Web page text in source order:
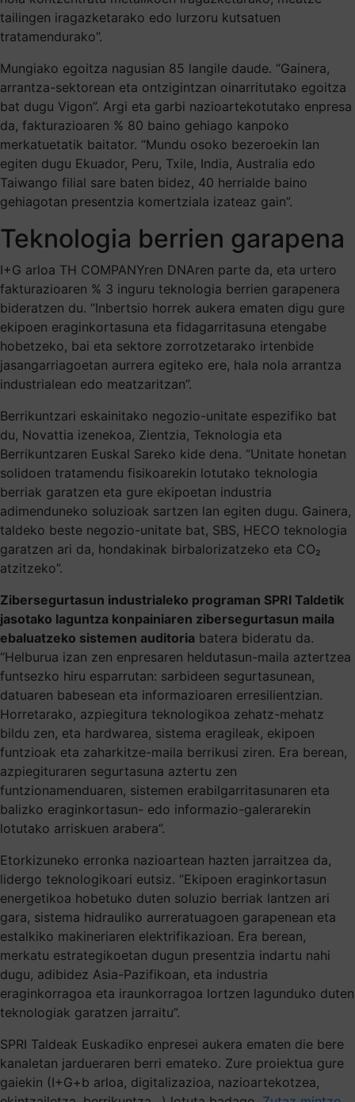
tailingen iragazketarako edo lurzoru kutsatuen
tratamendurako”.
Mungiako egoitza nagusian 85 langile daude. “Gainera,
arrantza-sektorean eta ontzigintzan oinarritutako egoitza
bat dugu Vigon”. Argi eta garbi nazioartekotutako enpresa
da, fakturazioaren % 80 baino gehiago kanpoko
merkatuetatik baitator. “Mundu osoko bezeroekin lan
egiten dugu Ekuador, Peru, Txile, India, Australia edo
Taiwango filial sare baten bidez, 40 herrialde baino
gehiagotan presentzia komertziala izateaz gain”.
Teknologia berrien garapena
I+G arloa TH COMPANYren DNAren parte da, eta urtero
fakturazioaren % 3 inguru teknologia berrien garapenera
bideratzen du. “Inbertsio horrek aukera ematen digu gure
ekipoen eraginkortasuna eta fidagarritasuna etengabe
hobetzeko, bai eta sektore zorrotzetarako irtenbide
jasangarriagoetan aurrera egiteko ere, hala nola arrantza
industrialean edo meatzaritzan”.
Berrikuntzari eskainitako negozio-unitate espezifiko bat
du, Novattia izenekoa, Zientzia, Teknologia eta
Berrikuntzaren Euskal Sareko kide dena. “Unitate honetan
solidoen tratamendu fisikoarekin lotutako teknologia
berriak garatzen eta gure ekipoetan industria
adimenduneko soluzioak sartzen lan egiten dugu. Gainera,
taldeko beste negozio-unitate bat, SBS, HECO teknologia
garatzen ari da, hondakinak birbalorizatzeko eta CO₂
atzitzeko”.
Zibersegurtasun industrialeko programan SPRI Taldetik
jasotako laguntza konpainiaren zibersegurtasun maila
ebaluatzeko sistemen auditoria batera bideratu da.
“Helburua izan zen enpresaren heldutasun-maila aztertzea
funtsezko hiru esparrutan: sarbideen segurtasunean,
datuaren babesean eta informazioaren erresilientzian.
Horretarako, azpiegitura teknologikoa zehatz-mehatz
bildu zen, eta hardwarea, sistema eragileak, ekipoen
funtzioak eta zaharkitze-maila berrikusi ziren. Era berean,
azpiegituraren segurtasuna aztertu zen
funtzionamenduaren, sistemen erabilgarritasunaren eta
balizko eraginkortasun- edo informazio-galerarekin
lotutako arriskuen arabera”.
Etorkizuneko erronka nazioartean hazten jarraitzea da,
lidergo teknologikoari eutsiz. “Ekipoen eraginkortasun
energetikoa hobetuko duten soluzio berriak lantzen ari
gara, sistema hidrauliko aurreratuagoen garapenean eta
estalkiko makineriaren elektrifikazioan. Era berean,
merkatu estrategikoetan dugun presentzia indartu nahi
dugu, adibidez Asia-Pazifikoan, eta industria
eraginkorragoa eta iraunkorragoa lortzen lagunduko duten
teknologiak garatzen jarraitu”.
SPRI Taldeak Euskadiko enpresei aukera ematen die bere
kanaletan jardueraren berri emateko. Zure proiektua gure
gaiekin (I+G+b arloa, digitalizazioa, nazioartekotzea,